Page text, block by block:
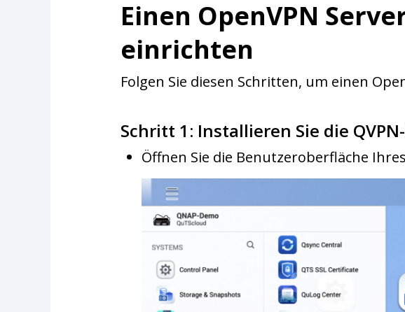
Einen OpenVPN
einrichten
Folgen Sie diesen Schritten, um einen
Schritt 1: Installieren Sie die
Öffnen Sie die Benutzeroberfläche